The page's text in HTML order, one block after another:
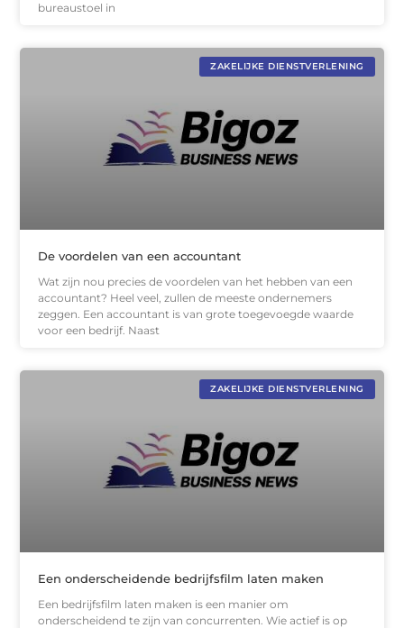
bureaustoel in
ZAKELIJKE DIENSTVERLENING
De voordelen van een accountant
Wat zijn nou precies de voordelen van het hebben van een
accountant? Heel veel, zullen de meeste ondernemers
zeggen. Een accountant is van grote toegevoegde waarde
voor een bedrijf. Naast
ZAKELIJKE DIENSTVERLENING
Een onderscheidende bedrijfsfilm laten maken
Een bedrijfsfilm laten maken is een manier om
onderscheidend te zijn van concurrenten. Wie actief is op